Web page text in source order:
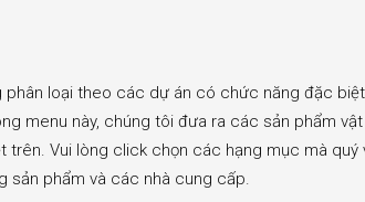
phân loại theo các dự án có chức năng đặc
menu này, chúng tôi đưa ra các sản phẩm
Vui lòng click chọn các hạng mục mà quý
sản phẩm và các nhà cung cấp.